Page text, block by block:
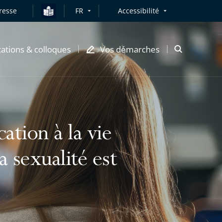
FR Accessibilité
& colloques Vos démarches
Ouvrir
la
à la vie
sexualité est